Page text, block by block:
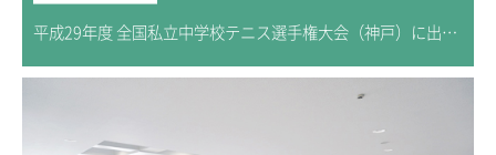
入学金・学費等一覧
入試問題
学校案内
よくあるご質問
平成29年度 全国私立中学校テニス選手権大会（神戸）に出場しました